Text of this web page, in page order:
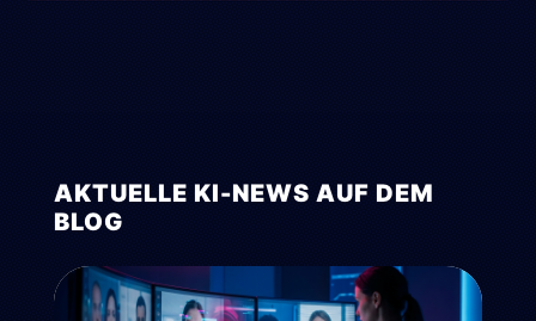
AKTUELLE KI-NEWS AUF DEM
BLOG